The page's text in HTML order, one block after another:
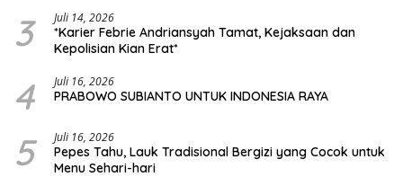
3 Juli 14, 2026
*Karier Febrie Andriansyah Tamat, Kejaksaan dan
Kepolisian Kian Erat*
4 Juli 16, 2026
PRABOWO SUBIANTO UNTUK INDONESIA RAYA
5 Juli 16, 2026
Pepes Tahu, Lauk Tradisional Bergizi yang Cocok untuk
Menu Sehari-hari